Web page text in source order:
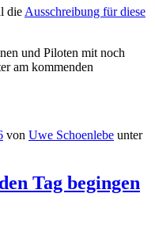
die Ausschreibung für diese
und Piloten mit noch
am kommenden
von Uwe Schoenlebe unter
Tag begingen